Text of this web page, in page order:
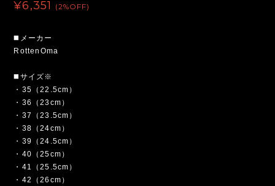
¥6,351 (2%OFF)
◼️メーカー
RottenOma
◼️サイズ※
・35（22.5cm）
・36（23cm）
・37（23.5cm）
・38（24cm）
・39（24.5cm）
・40（25cm）
・41（25.5cm）
・42（26cm）